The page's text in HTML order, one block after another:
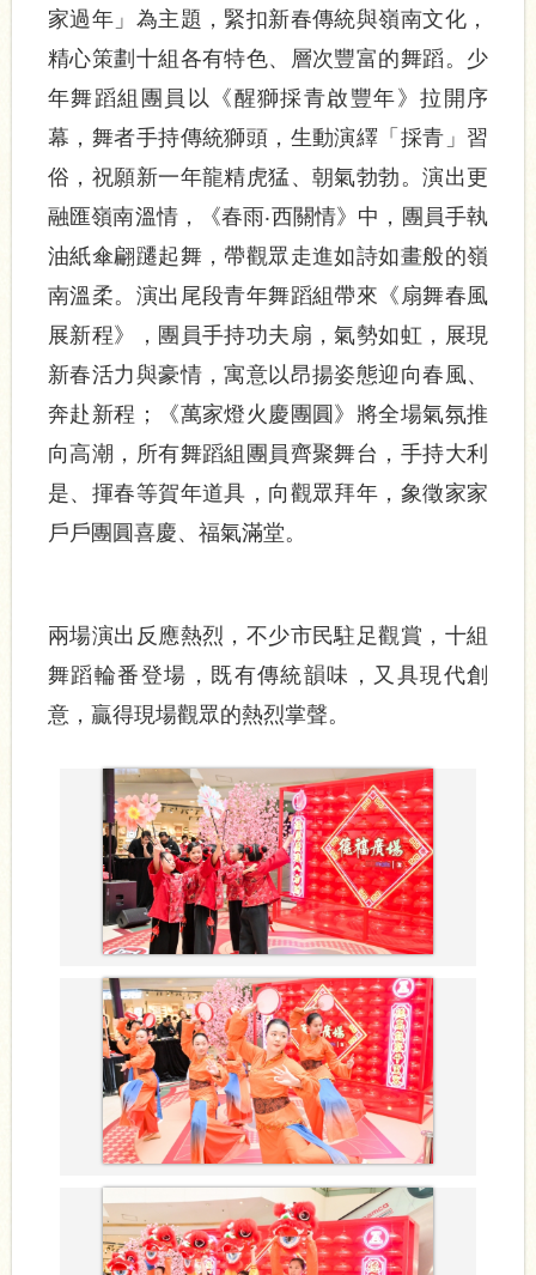
家過年」為主題，緊扣新春傳統與嶺南文化，
精心策劃十組各有特色、層次豐富的舞蹈。少
年舞蹈組團員以《醒獅採青啟豐年》拉開序
幕，舞者手持傳統獅頭，生動演繹「採青」習
俗，祝願新一年龍精虎猛、朝氣勃勃。演出更
融匯嶺南溫情，《春雨‧西關情》中，團員手執
油紙傘翩躚起舞，帶觀眾走進如詩如畫般的嶺
南溫柔。演出尾段青年舞蹈組帶來《扇舞春風
展新程》，團員手持功夫扇，氣勢如虹，展現
新春活力與豪情，寓意以昂揚姿態迎向春風、
奔赴新程；《萬家燈火慶團圓》將全場氣氛推
向高潮，所有舞蹈組團員齊聚舞台，手持大利
是、揮春等賀年道具，向觀眾拜年，象徵家家
戶戶團圓喜慶、福氣滿堂。
兩場演出反應熱烈，不少市民駐足觀賞，十組
舞蹈輪番登場，既有傳統韻味，又具現代創
意，贏得現場觀眾的熱烈掌聲。